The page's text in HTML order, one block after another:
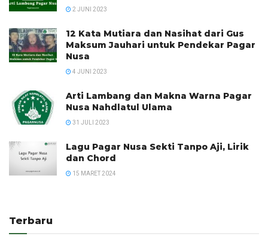
2 JUNI 2023
12 Kata Mutiara dan Nasihat dari Gus
Maksum Jauhari untuk Pendekar Pagar
Nusa
4 JUNI 2023
Arti Lambang dan Makna Warna Pagar
Nusa Nahdlatul Ulama
31 JULI 2023
Lagu Pagar Nusa Sekti Tanpo Aji, Lirik
dan Chord
15 MARET 2024
Terbaru